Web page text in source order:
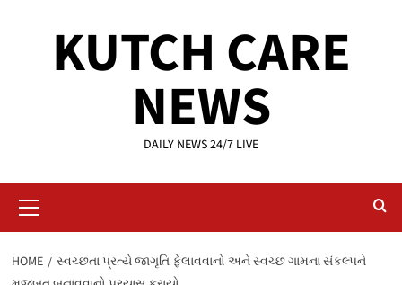
KUTCH CARE
NEWS
DAILY NEWS 24/7 LIVE
Menu
HOME
સ્વચ્છતા પ્રત્યે જાગૃતિ ફેલાવવાનો અને સ્વચ્છ ગામના સંકલ્પને